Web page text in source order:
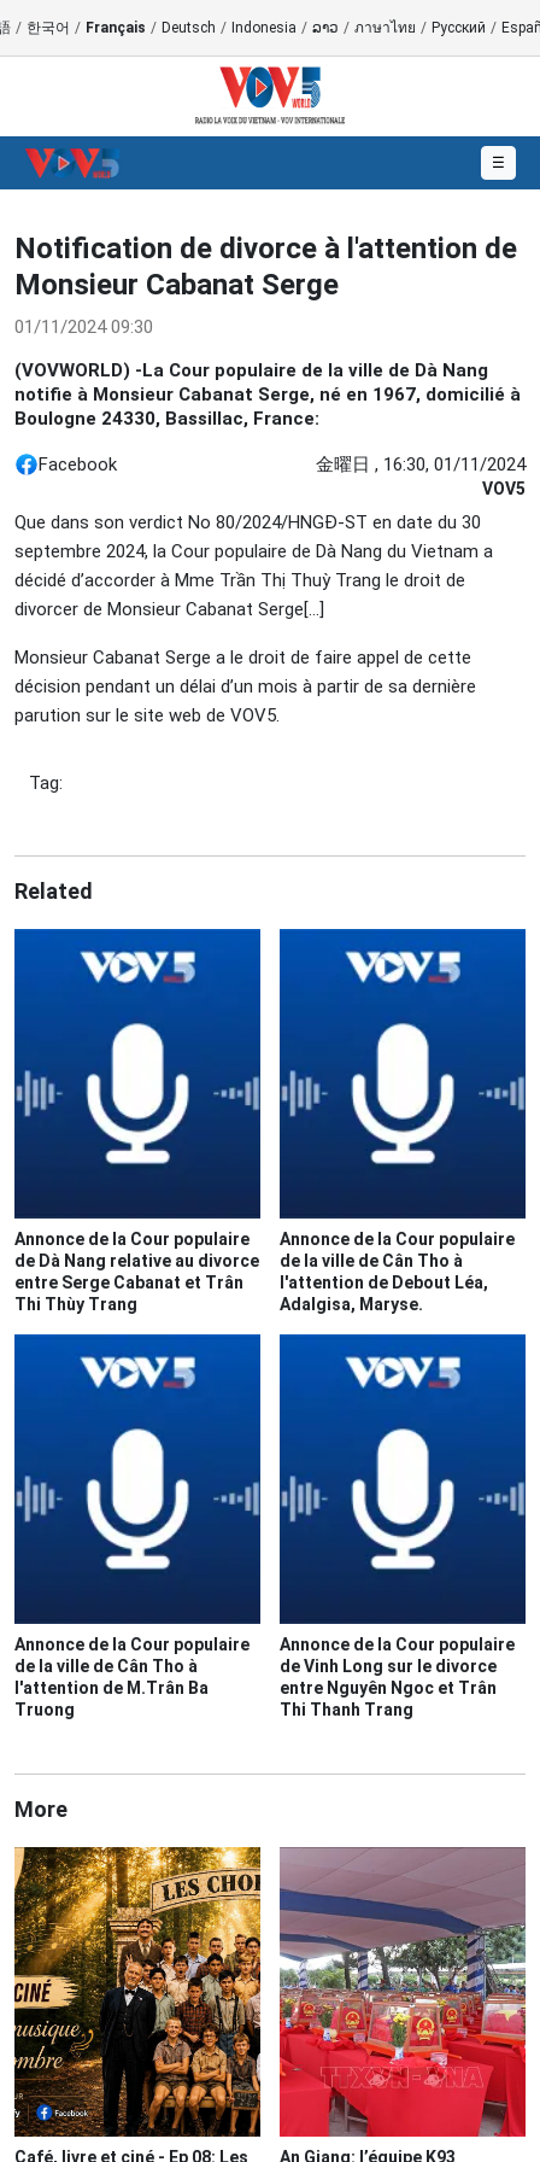
/ 한국어 / Français / Deutsch / Indonesia / ລາວ / ภาษาไทย / Русский /
☰
Notification de divorce à l'attention de
Monsieur Cabanat Serge
01/11/2024 09:30
(VOVWORLD) -La Cour populaire de la ville de Dà Nang
notifie à Monsieur Cabanat Serge, né en 1967, domicilié à
Boulogne 24330, Bassillac, France:
Facebook 金曜日 , 16:30, 01/11/2024
VOV5
Que dans son verdict No 80/2024/HNGĐ-ST en date du 30
septembre 2024, la Cour populaire de Dà Nang du Vietnam a
décidé d’accorder à Mme Trần Thị Thuỳ Trang le droit de
divorcer de Monsieur Cabanat Serge[…]
Monsieur Cabanat Serge a le droit de faire appel de cette
décision pendant un délai d’un mois à partir de sa dernière
parution sur le site web de VOV5.
Tag:
Related
Annonce de la Cour populaire
de Dà Nang relative au divorce
entre Serge Cabanat et Trân
Thi Thùy Trang
Annonce de la Cour populaire
de la ville de Cân Tho à
l'attention de Debout Léa,
Adalgisa, Maryse.
Annonce de la Cour populaire
de la ville de Cân Tho à
l'attention de M.Trân Ba
Truong
Annonce de la Cour populaire
de Vinh Long sur le divorce
entre Nguyên Ngoc et Trân
Thi Thanh Trang
More
Café, livre et ciné - Ep 08: Les An Giang: l’équipe K93